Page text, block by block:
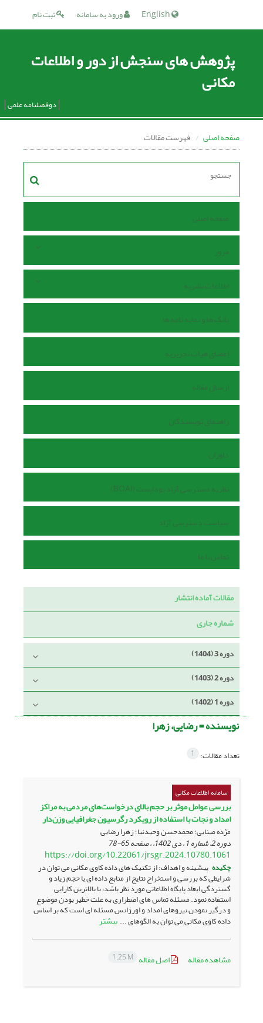
ثبت نام ورود به سامانه
پژوهش های سنجش از دور و اطلاعات
مکانی
دوفصلنامه علمی
صفحه اصلی فهرست مقالات
صفحه اصلی
مرور
اطلاعات نشریه
بانک ها و نمایه نامه ها
اعضای هیات تحریریه
ارسال مقاله
راهنمای نویسندگان
داوران
نظریه دسترسی آزاد بوداپست (BOAI)
سیاست دسترسی آزاد
تماس با ما
مقالات آماده انتشار
شماره جاری
دوره 3 (1404)
دوره 2 (1403)
دوره 1 (1402)
نویسنده =رضایی، زهرا
تعداد مقالات: 1
سامانه اطلاعات مکانی
بررسی عوامل موثر بر حجم بالای درخواست‌های مردمی به مراکز
امداد و نجات با استفاده از رویکرد رگرسیون جغرافیایی وزن‌دار
مژده مینایی؛ محمدحسن وحیدنیا؛ زهرا رضایی
دوره 2، شماره 1 ، دی 1402، ، صفحه 65-78
https://doi.org/10.22061/jrsgr.2024.10780.1061
چکیده پیشینه و اهداف: از تکنیک های داده کاوی مکانی می توان در
شرایطی که بررسی و استخراج نتایج از منابع داده ای با حجم زیاد و
گستردگی ابعاد پایگاه اطلاعاتی مورد نظر باشد، با بالاترین کارایی
استفاده نمود. مسئله تماس های اضطراری به علت خطیر بودن موضوع
و درگیر نمودن نیروهای امداد و اورژانس مسئله ای است که بر اساس
داده کاوی مکانی می توان به الگوهای ... بیشتر
مشاهده مقاله اصل مقاله 1.25 M